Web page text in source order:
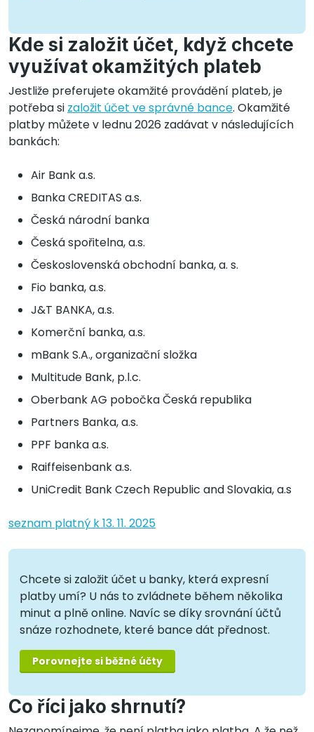
Kde si založit účet, když chcete
využívat okamžitých plateb
Jestliže preferujete okamžité provádění plateb, je
potřeba si založit účet ve správné bance. Okamžité
platby můžete v lednu 2026 zadávat v následujících
bankách:
Air Bank a.s.
Banka CREDITAS a.s.
Česká národní banka
Česká spořitelna, a.s.
Československá obchodní banka, a. s.
Fio banka, a.s.
J&T BANKA, a.s.
Komerční banka, a.s.
mBank S.A., organizační složka
Multitude Bank, p.l.c.
Oberbank AG pobočka Česká republika
Partners Banka, a.s.
PPF banka a.s.
Raiffeisenbank a.s.
UniCredit Bank Czech Republic and Slovakia, a.s
seznam platný k 13. 11. 2025
Chcete si založit účet u banky, která expresní
platby umí? U nás to zvládnete během několika
minut a plně online. Navíc se díky srovnání účtů
snáze rozhodnete, které bance dát přednost.
Porovnejte si běžné účty
Co říci jako shrnutí?